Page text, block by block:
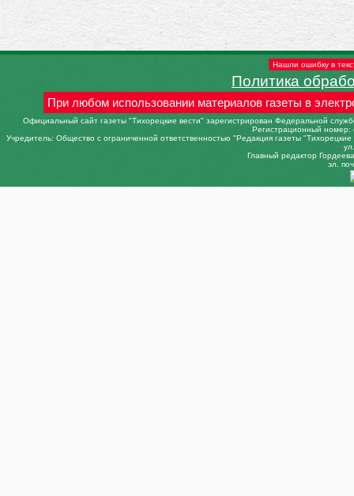
Нашли ошибку в
Политика
При любом использовании материалов газеты в
Официальный сайт газеты "Тихорецкие вести" зарегистрирован Федеральной
Регистрационный
Учредитель: Общество с ограниченной ответственностью "Редакция газеты
Главный редактор
эл.